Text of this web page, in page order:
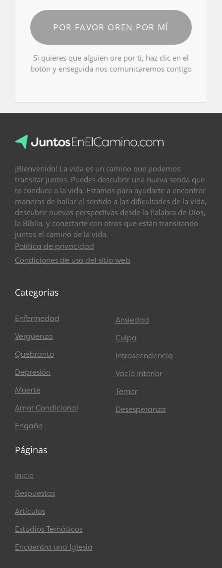
POR FAVOR OREN POR MÍ
Si quieres que alguien ore por ti, haz clic en el
botón y enseguida nos comunicaremos contigo
¡Bienvenido! La vida es un camino que podemos
transitar juntos. Puedes descubrir una nueva senda que
te conduce a la vida. Estamos para ayudarte a encontrar
maneras de hallar el sentido a las dificultades de la vida,
descubrir nuevas perspectivas desde la Palabra de Dios,
la Biblia, y conectarte con otros que están transitando
juntos el camino de la vida.
Política de privacidad
Condiciones de uso del sitio web
Categorías
Enfermedad
Vergüenza
Quebranto
Depresión
Muerte
Amor Condicional
Engaño
Ansiedad
Culpa
Intrascendencia
Vacío Interior
Temor
Desesperanza
Páginas
Inicio
Respuestas
Artículos
Estudios Temáticos
Encuentra una Iglesia